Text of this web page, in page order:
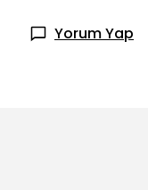
Yorum Yap